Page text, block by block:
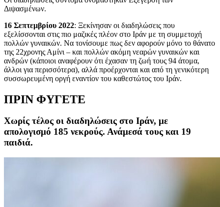
Διψασμένων.
16 Σεπτεμβρίου 2022: Ξεκίνησαν οι διαδηλώσεις που
εξελίσσονται στις πιο μαζικές πλέον στο Ιράν με τη συμμετοχή
πολλών γυναικών. Να τονίσουμε πως δεν αφορούν μόνο το θάνατο
της 22χρονης Αμίνι – και πολλών ακόμη νεαρών γυναικών και
ανδρών (κάποιοι αναφέρουν ότι έχασαν τη ζωή τους 94 άτομα,
άλλοι για περισσότερα), αλλά προέρχονται και από τη γενικότερη
συσσωρευμένη οργή εναντίον του καθεστώτος του Ιράν.
ΠΡΙΝ ΦΥΓΕΤΕ
Χωρίς τέλος οι διαδηλώσεις στο Ιράν, με
απολογισμό 185 νεκρούς. Ανάμεσά τους και 19
παιδιά.